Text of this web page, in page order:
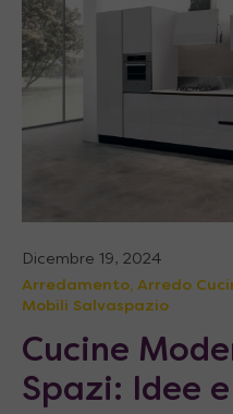
Dicembre 19, 2024
Arredamento, Arredo
Mobili Salvaspazio
Cucine
Spazi: Idee